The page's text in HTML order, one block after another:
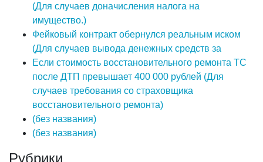
(Для случаев доначисления налога на
имущество.)
Фейковый контракт обернулся реальным иском
(Для случаев вывода денежных средств за
Если стоимость восстановительного ремонта ТС
после ДТП превышает 400 000 рублей (Для
случаев требования со страховщика
восстановительного ремонта)
(без названия)
(без названия)
Рубрики